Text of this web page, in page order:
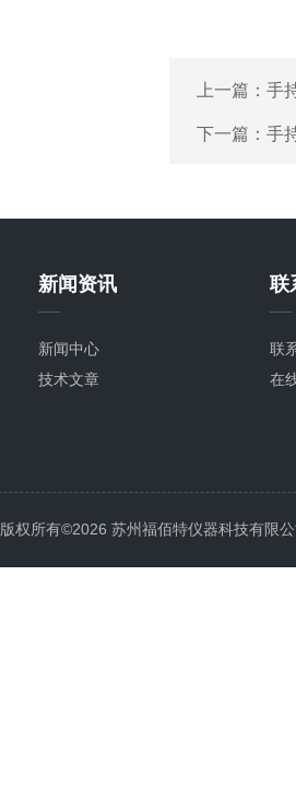
上一篇： 手
下一篇： 手
新闻资讯
新闻中心
技术文章
联
联
在
版权所有©2026 苏州福佰特仪器科技有限